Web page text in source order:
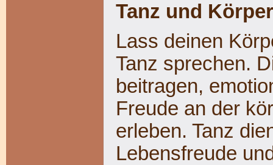
Tanz und
Lass deinen
Tanz sprechen.
beitragen,
Freude an der
erleben. Tanz
Lebensfreude